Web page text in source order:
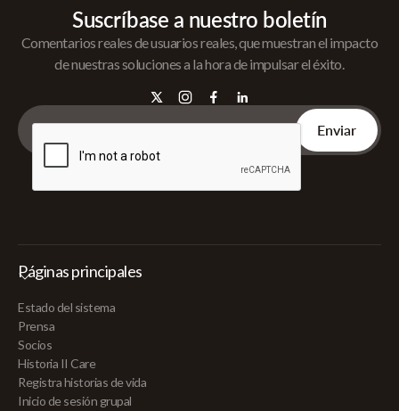
Suscríbase a nuestro boletín
Comentarios reales de usuarios reales, que muestran el impacto
de nuestras soluciones a la hora de impulsar el éxito.
Páginas principales
Estado del sistema
Prensa
Socios
Historia II Care
Registra historias de vida
Inicio de sesión grupal